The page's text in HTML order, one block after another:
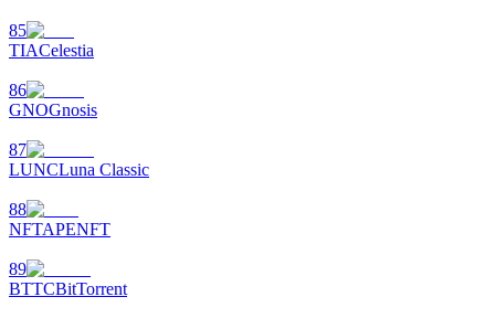
85
TIACelestia
86
GNOGnosis
87
LUNCLuna Classic
88
NFTAPENFT
89
BTTCBitTorrent